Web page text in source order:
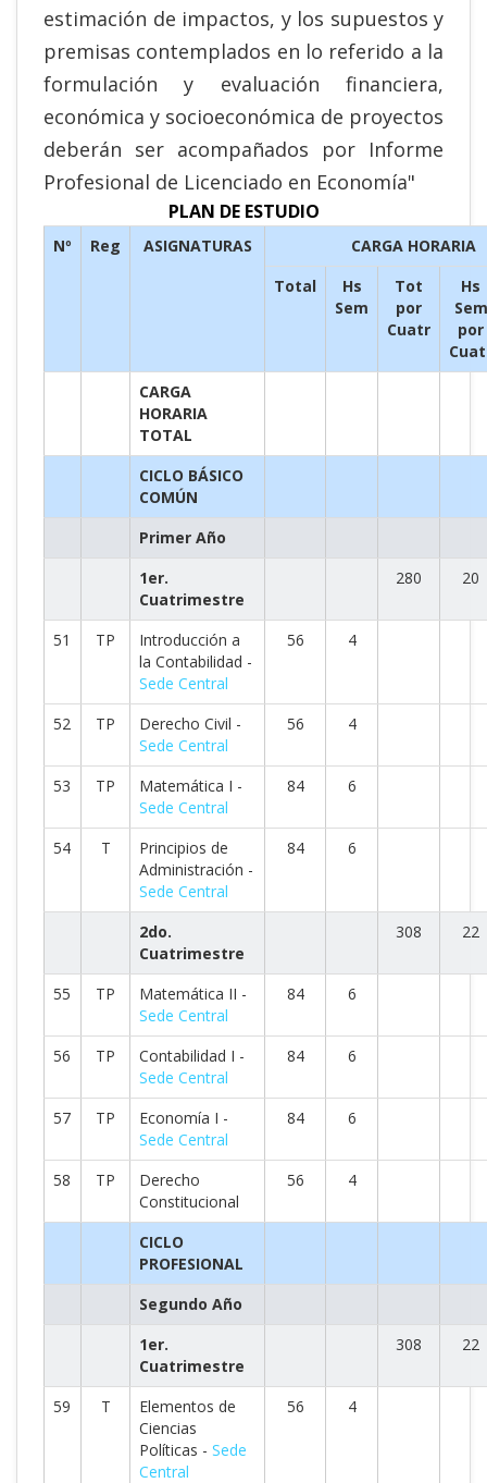
estimación de impactos, y los supuestos y
premisas contemplados en lo referido a la
formulación y evaluación financiera,
económica y socioeconómica de proyectos
deberán ser acompañados por Informe
Profesional de Licenciado en Economía"
PLAN DE ESTUDIO
Nº Reg ASIGNATURAS
CARGA HORARIA
Total
Hs
Sem
Tot
por
Cuatr
Hs
Sem
por
CARGA
HORARIA
TOTAL
CICLO BÁSICO
COMÚN
Primer Año
1er.
Cuatrimestre
280 20
51 TP
Introducción a
la Contabilidad -
Sede Central
56 4
52 TP
Derecho Civil -
Sede Central
56 4
53 TP
Matemática I -
Sede Central
84 6
54 T
Principios de
Administración -
Sede Central
84 6
2do.
Cuatrimestre
308 22
55 TP
Matemática II -
Sede Central
84 6
56 TP
Contabilidad I -
Sede Central
84 6
57 TP
Economía I -
Sede Central
84 6
58 TP
Derecho
Constitucional
56 4
CICLO
PROFESIONAL
Segundo Año
1er.
Cuatrimestre
308 22
59 T
Elementos de
Ciencias
Políticas - Sede
Central
56 4